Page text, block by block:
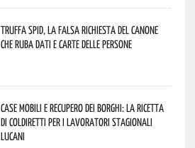
Truffa Spid, la falsa richiesta del canone
che ruba dati e carte delle persone
Case mobili e recupero dei borghi: la ricetta
di Coldiretti per i lavoratori stagionali
lucani